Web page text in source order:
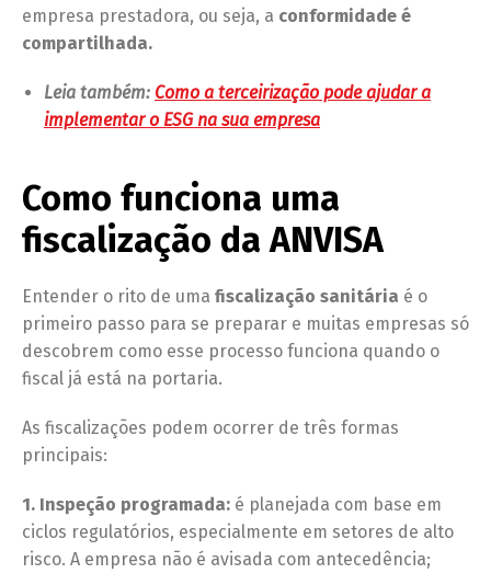
empresa prestadora, ou seja, a conformidade é
compartilhada.
Leia também: Como a terceirização pode ajudar a
implementar o ESG na sua empresa
Como funciona uma
fiscalização da ANVISA
Entender o rito de uma fiscalização sanitária é o
primeiro passo para se preparar e muitas empresas só
descobrem como esse processo funciona quando o
fiscal já está na portaria.
As fiscalizações podem ocorrer de três formas
principais:
1. Inspeção programada: é planejada com base em
ciclos regulatórios, especialmente em setores de alto
risco. A empresa não é avisada com antecedência;